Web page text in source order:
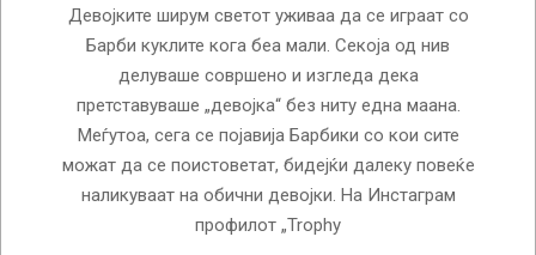
Девојките ширум светот уживаа да се играат со
Барби куклите кога беа мали. Секоја од нив
делуваше совршено и изгледа дека
претставуваше „девојка“ без ниту една маана.
Меѓутоа, сега се појавија Барбики со кои сите
можат да се поистоветат, бидејќи далеку повеќе
наликуваат на обични девојки. На Инстаграм
профилот „Trophy